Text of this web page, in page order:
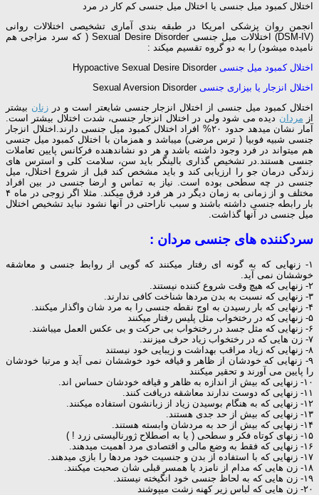
اختلال کمبود میل جنسی یا اختلال میل جنسی کم کار در مرد
انجمن روان پزشکی امریکا در طبقه بندی آماری تشخیصی اختلالات روانی
(DSM-IV) اختلالات میل جنسی Sexual Desire Disorder ( که سرد مزاجی هم
نامیده میشود) را به دو گروه تقسیم میکند :
اختلال کمبود میل جنسیHypoactive Sexual Desire Disorder
اختلال انزجار یا بیزاری جنسی Sexual Aversion Disorder
اختلال کمبود میل جنسی از اختلال انزجار جنسی شایعتر است و درزنان بیشتر
از مردان دیده می شود ولی در اختلال انزجار جنسی، شدت اختلال بیشتر است.
آمار نشان میدهد حدود ۲۰% افراد اختلال کمبود میل جنسی دارند.اختلال انزجار
جنسی شبیه فوبیا ( ترس مرضی) میباشد و همزمان با اختلال کمبود میل جنسی
هم میتواند در فرد وجود داشته باشد و هر دو نشاندهنده فرکانس پایین تعاملات
جنسی هستند.در تشخیص گذاری بالینگر باید سن، سلامت کلی و استرس های
زندگی درمان جو را ارزیابی کند و باید مشخص کند قبل از شروع اختلال، میل
جنسی در چه سطحی بوده است. نیاز به تماس و ارضا جنسی در بین افراد
مختلف و از زمانی به زمان دیگر در هر فرد فرق میکند. مثلا اگر زوجی در ماه ۴
بار رابطه جنسی داشته باشند و سبب ناراحتی در آنها نشود نباید تشخیص اختلال
میل جنسی در آنها گذاشت.
سردکننده های جنسی مردان :
۱- زنهایی که به گونه ای رفتار میکنند که گویی از روابط جنسی و معاشقه
خوششان نمی آید.
۲- زنهایی که هیچ وقت شروع کننده نیستند.
۳- زنهایی که نسبت به بدن مردها شناخت کافی ندارند.
۴- زنهایی که بار رسیدن به اوج نقطه جنسی را به مرد شان واگذار میکنند.
۵- زنهایی که در رختخواب مثل پلیس رفتار میکنند
۶- زنهایی که مثل جسد در رختخواب بی حرکت و بی عکس العمل میباشند.
۷- زن هایی که در رختخواب زیاد حرف میزنند.
۸- زنهایی که زیاد مراقب بهداشت و زیبایی خود نیستند
۹- زنهایی که خودشان از ظاهر و قیافه خود خوششان نمی آید و مرتبا خودشان
را پایین می آورند و تحقیر میکنند
۱۰- زنهایی که بیش از اندازه به ظاهر و قیافه خودشان حساس اند.
۱۱- زنهایی که دوست ندارند معاشقه دریافت کنند.
۱۲- زنهایی که به هنگام بوسیدن زیاد از زبانشون استفاده میکنند.
۱۳- زنهایی که بیش از حد جدی هستند.
۱۴- زنهایی که بیش از حد به مردشان وابسته هستند.
۱۵- زنهای کوتاه فکر و سطحی ( یا به اصطلاح ژورنالیستی زرد ! )
۱۶- زنهایی که فقط به وضع مالی و اقتصادی مرد اهمیت میدهند.
۱۷- زنهایی که با استفاده از بدن و جنسیت خود مردها را بازی میدهند.
۱۸- زن هایی که مدام از نامزد یا همسر قبلی شان صحبت میکنند.
۱۹- زن هایی که به لحاظ جنسی خود انگیخته نیستند.
۲۰- زن هایی که لباس زیر کهنه زشت میپوشند